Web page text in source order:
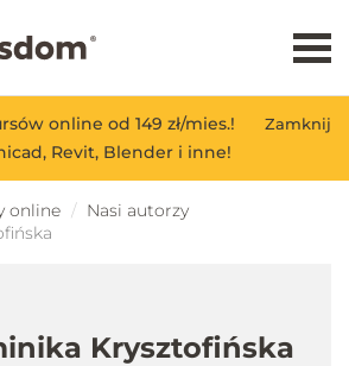
Zamknij
online od 149 zł/mies.!
Revit, Blender i inne!
online
Nasi autorzy
Krysztofińska